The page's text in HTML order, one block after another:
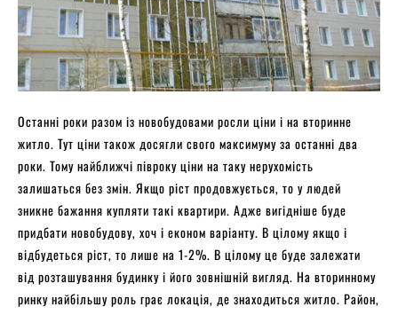
Останні роки разом із новобудовами росли ціни і на вторинне
житло. Тут ціни також досягли свого максимуму за останні два
роки. Тому найближчі півроку ціни на таку нерухомість
залишаться без змін. Якщо ріст продовжується, то у людей
зникне бажання купляти такі квартири. Адже вигідніше буде
придбати новобудову, хоч і економ варіанту. В цілому якщо і
відбудеться ріст, то лише на 1-2%. В цілому це буде залежати
від розташування будинку і його зовнішній вигляд. На вторинному
ринку найбільшу роль грає локація, де знаходиться житло. Район,